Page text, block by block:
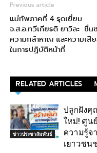
Previous article
แม่ทัพภาคที่ 4 รุดเยี่ยม
จ.ส.อ.ทวีเกียรติ ยาวิละ ชื่น
ความกล้าหาญ และความเสี
ในการปฏิบัติหน้าที่
RELATED ARTICLES
ข่าวประชาสัมพันธ์
ปลูกฝังคุ
ใหม่! ศูน
ความรู้จ
เยาวชน